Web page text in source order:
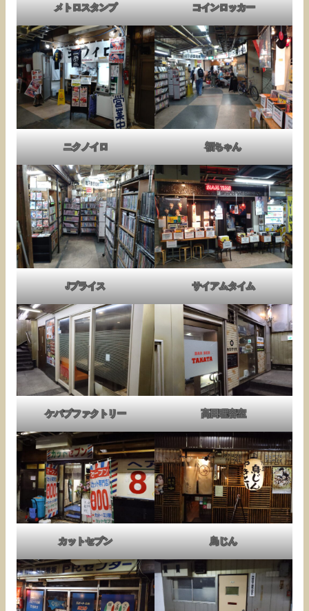
メトロスタンプ コインロッカー
ニクノイロ 福ちゃん
Jプライス サイアムタイム
ケバブファクトリー 高田理容室
カットセブン 鳥じん